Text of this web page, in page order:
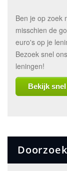
Ben je op zoek
misschien de
euro's op je
Bezoek snel
leningen!
Bekijk